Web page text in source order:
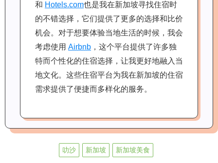
和 Hotels.com也是我在新加坡寻找住宿时
的不错选择，它们提供了更多的选择和比价
机会。对于想要体验当地生活的时候，我会
考虑使用 Airbnb ，这个平台提供了许多独
特而个性化的住宿选择，让我更好地融入当
地文化。这些住宿平台为我在新加坡的住宿
需求提供了便捷而多样化的服务。
叻沙 新加坡 新加坡美食